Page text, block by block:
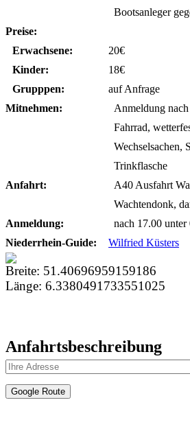
Bootsanleger
Preise:
Erwachsene:
Kinder:
Grupppen:
20€
18€
auf Anfrage
Mitnehmen:
Anmeldung
Fahrrad,
Wechselsachen,
Trinkflasche
Anfahrt:
A40 Ausfahrt
Wachtendonk,
Anmeldung:
nach 17.00
Niederrhein-Guide:
Wilfried Küsters
Breite: 51.40696959159186
Länge: 6.3380491733551025
Anfahrtsbeschreibung